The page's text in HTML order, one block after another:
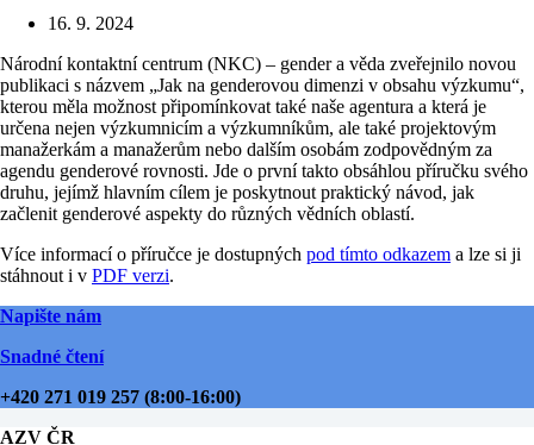
16. 9. 2024
Národní kontaktní centrum (NKC) – gender a věda zveřejnilo novou
publikaci s názvem „Jak na genderovou dimenzi v obsahu výzkumu“,
kterou měla možnost připomínkovat také naše agentura a která je
určena nejen výzkumnicím a výzkumníkům, ale také projektovým
manažerkám a manažerům nebo dalším osobám zodpovědným za
agendu genderové rovnosti. Jde o první takto obsáhlou příručku svého
druhu, jejímž hlavním cílem je poskytnout praktický návod, jak
začlenit genderové aspekty do různých vědních oblastí.
Více informací o příručce je dostupných pod tímto odkazem a lze si ji
stáhnout i v PDF verzi.
Napište nám
Snadné čtení
+420 271 019 257 (8:00-16:00)
AZV ČR